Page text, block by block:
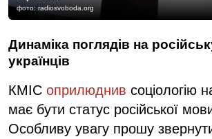
фото: radiosvoboda.org
Динаміка поглядів на
українців
КМІС оприлюднив соціологію
має бути статус російської
Особливу увагу прошу